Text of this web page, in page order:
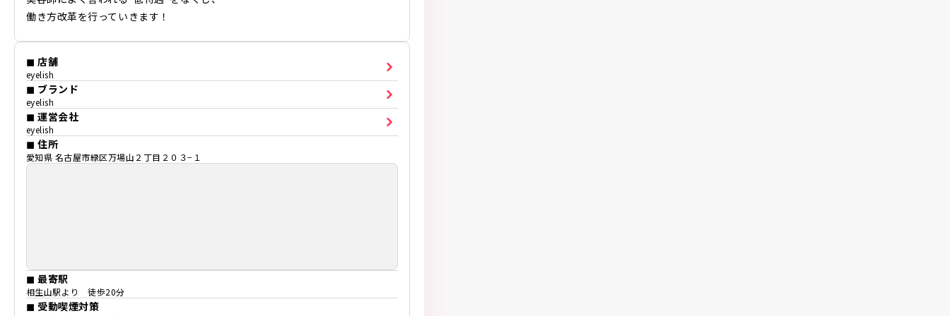
働き方改革を行っていきます！
◼ 店舗
eyelish
◼ ブランド
eyelish
◼ 運営会社
eyelish
◼ 住所
愛知県 名古屋市緑区万場山２丁目２０３−１
◼ 最寄駅
相生山駅より 徒歩20分
◼ 受動喫煙対策